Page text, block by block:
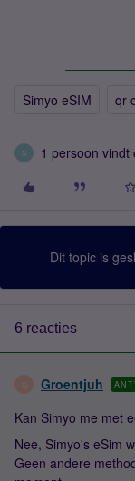
Simyo eSIM qr
N 1 persoon vindt
Dit topic is
6 reacties
G Groentjuh
Kan Simyo me met
Nee, Simyo's eSim
Geen andere